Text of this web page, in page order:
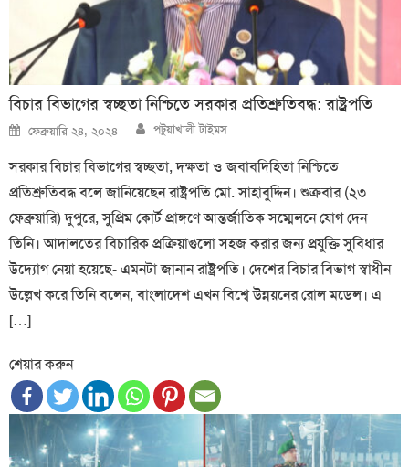
বিচার বিভাগের স্বচ্ছতা নিশ্চিতে সরকার প্রতিশ্রুতিবদ্ধ: রাষ্ট্রপতি
Posted
on
ফেব্রুয়ারি ২৪, ২০২৪ Author
পটুয়াখালী টাইমস
সরকার বিচার বিভাগের স্বচ্ছতা, দ্ক্ষতা ও জবাবদিহিতা নিশ্চিতে
প্রতিশ্রুতিবদ্ধ বলে জানিয়েছেন রাষ্ট্রপতি মো. সাহাবুদ্দিন। শুক্রবার (২৩
ফেব্রুয়ারি) দুপুরে, সুপ্রিম কোর্ট প্রাঙ্গণে আন্তর্জাতিক সম্মেলনে যোগ দেন
তিনি। আদালতের বিচারিক প্রক্রিয়াগুলো সহজ করার জন্য প্রযুক্তি সুবিধার
উদ্যোগ নেয়া হয়েছে- এমনটা জানান রাষ্ট্রপতি। দেশের বিচার বিভাগ স্বাধীন
উল্লেখ করে তিনি বলেন, বাংলাদেশ এখন বিশ্বে উন্নয়নের রোল মডেল। এ
[…]
শেয়ার করুন